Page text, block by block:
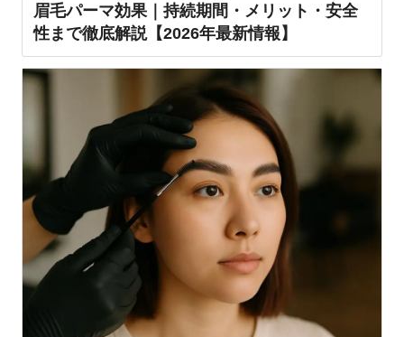
眉毛パーマ効果｜持続期間・メリット・安全
性まで徹底解説【2026年最新情報】